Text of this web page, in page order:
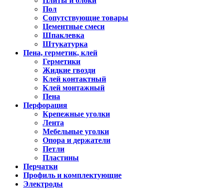
Пол
Сопутствующие товары
Цементные смеси
Шпаклевка
Штукатурка
Пена, герметик, клей
Герметики
Жидкие гвозди
Клей контактный
Клей монтажный
Пена
Перфорация
Крепежные уголки
Лента
Мебельные уголки
Опора и держатели
Петли
Пластины
Перчатки
Профиль и комплектующие
Электроды